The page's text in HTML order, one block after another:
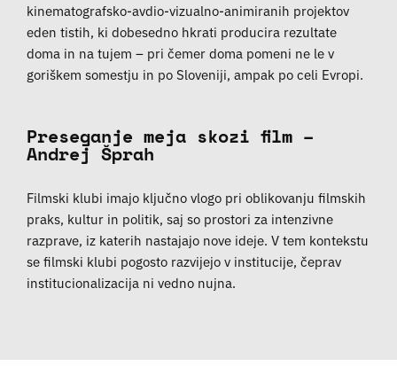
kinematografsko-avdio-vizualno-animiranih projektov
eden tistih, ki dobesedno hkrati producira rezultate
doma in na tujem – pri čemer doma pomeni ne le v
goriškem somestju in po Sloveniji, ampak po celi Evropi.
Preseganje meja skozi film –
Andrej Šprah
Filmski klubi imajo ključno vlogo pri oblikovanju filmskih
praks, kultur in politik, saj so prostori za intenzivne
razprave, iz katerih nastajajo nove ideje. V tem kontekstu
se filmski klubi pogosto razvijejo v institucije, čeprav
institucionalizacija ni vedno nujna.